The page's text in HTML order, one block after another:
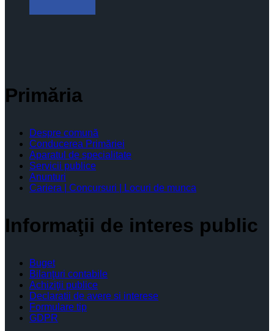
Primăria
Despre comună
Conducerea Primăriei
Aparatul de specialitate
Servicii publice
Anunturi
Cariera | Concursuri | Locuri de munca
Informaţii de interes public
Buget
Bilanţuri contabile
Achiziţii publice
Declaratii de avere si interese
Formulare tip
GDPR